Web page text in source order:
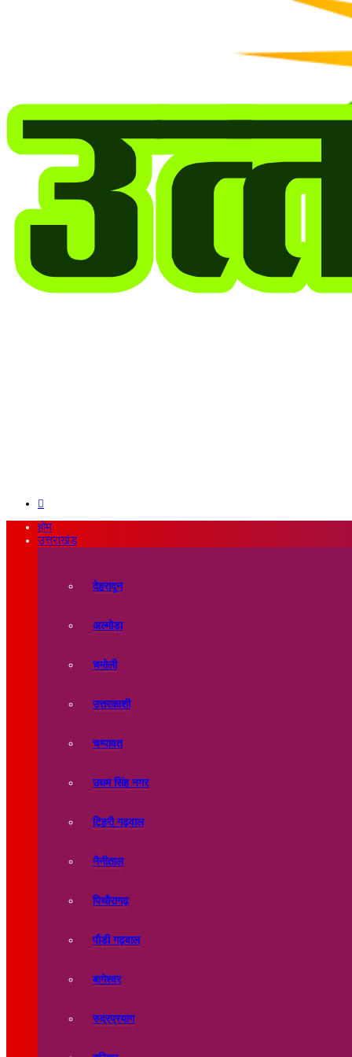
होम
उत्तराखंड
देहरादून
अल्मोड़ा
चमोली
उत्तरकाशी
चम्पावत
उधम सिंह नगर
टिहरी गढ़वाल
नैनीताल
पिथौरागढ़
पौड़ी गढ़वाल
बागेश्वर
रुद्रप्रयाग